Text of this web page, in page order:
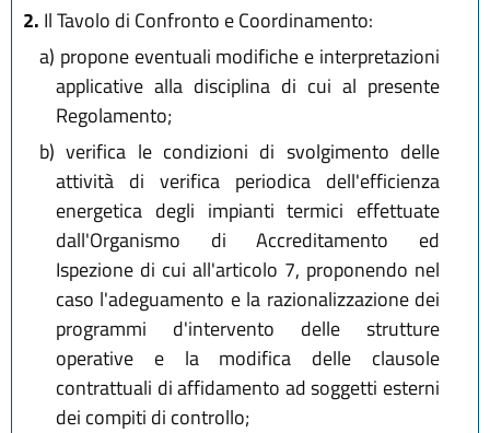
2. Il Tavolo di Confronto e Coordinamento:
a) propone eventuali modifiche e interpretazioni
applicative alla disciplina di cui al presente
Regolamento;
b) verifica le condizioni di svolgimento delle
attività di verifica periodica dell'efficienza
energetica degli impianti termici effettuate
dall'Organismo di Accreditamento ed
Ispezione di cui all'articolo 7, proponendo nel
caso l'adeguamento e la razionalizzazione dei
programmi d'intervento delle strutture
operative e la modifica delle clausole
contrattuali di affidamento ad soggetti esterni
dei compiti di controllo;